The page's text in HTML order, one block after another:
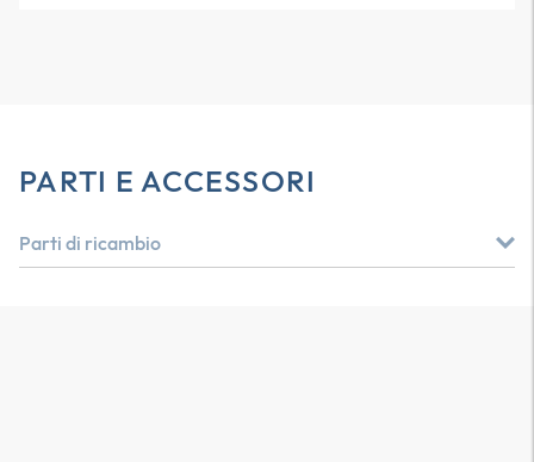
PARTI E ACCESSORI
Parti di ricambio